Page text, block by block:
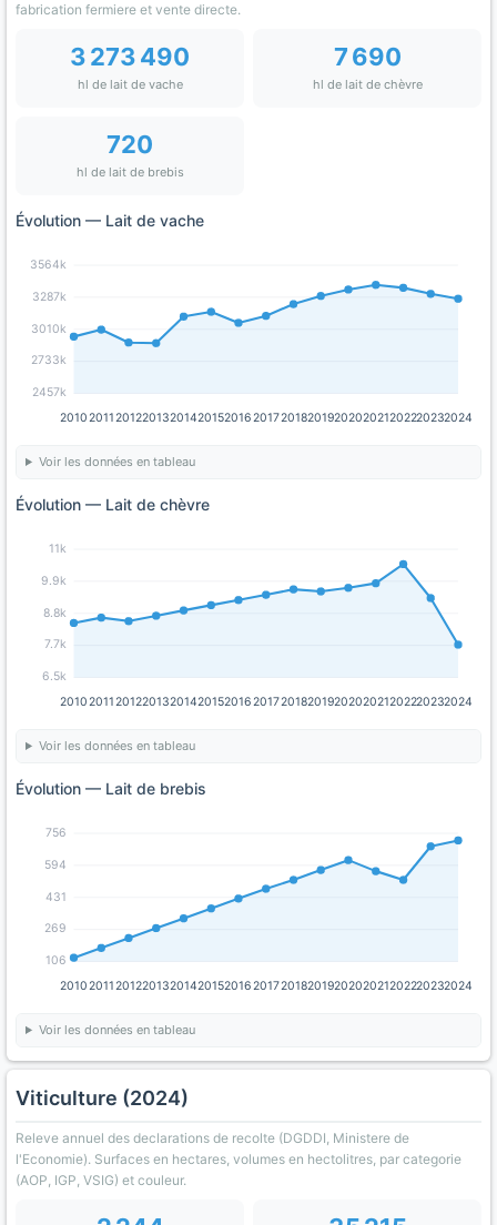
fabrication fermiere et vente directe.
3 273 490
hl de lait de vache
7 690
hl de lait de chèvre
720
hl de lait de brebis
Évolution — Lait de vache
2457k
2733k
3010k
3287k
3564k
201020112012201320142015201620172018201920202021202220232024
Voir les données en tableau
Évolution — Lait de chèvre
6.5k
7.7k
8.8k
9.9k
11k
201020112012201320142015201620172018201920202021202220232024
Voir les données en tableau
Évolution — Lait de brebis
106
269
431
594
756
201020112012201320142015201620172018201920202021202220232024
Voir les données en tableau
Viticulture (2024)
Releve annuel des declarations de recolte (DGDDI, Ministere de
l'Economie). Surfaces en hectares, volumes en hectolitres, par categorie
(AOP, IGP, VSIG) et couleur.